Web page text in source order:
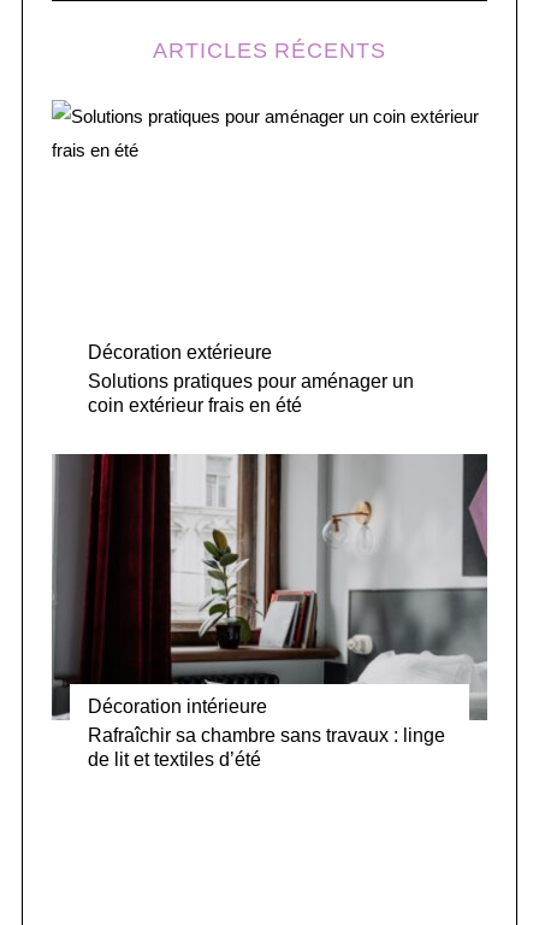
ARTICLES RÉCENTS
Décoration extérieure
Solutions pratiques pour aménager un
coin extérieur frais en été
Décoration intérieure
Rafraîchir sa chambre sans travaux : linge
de lit et textiles d’été